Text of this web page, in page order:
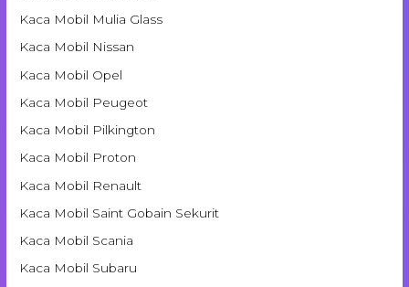
Kaca Mobil Mulia Glass
Kaca Mobil Nissan
Kaca Mobil Opel
Kaca Mobil Peugeot
Kaca Mobil Pilkington
Kaca Mobil Proton
Kaca Mobil Renault
Kaca Mobil Saint Gobain Sekurit
Kaca Mobil Scania
Kaca Mobil Subaru